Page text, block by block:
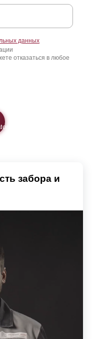
данных
отказаться в любое
забора и